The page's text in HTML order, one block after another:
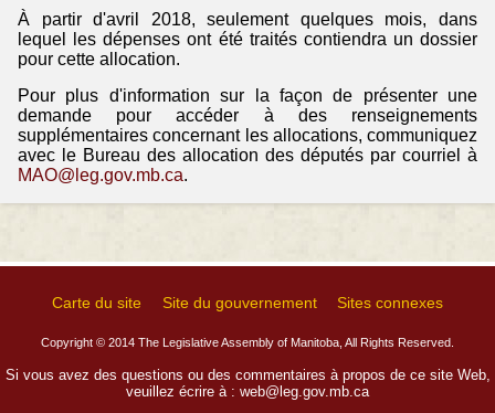
À partir d'avril 2018, seulement quelques mois, dans
lequel les dépenses ont été traités contiendra un dossier
pour cette allocation.
Pour plus d'information sur la façon de présenter une
demande pour accéder à des renseignements
supplémentaires concernant les allocations, communiquez
avec le Bureau des allocation des députés par courriel à
MAO@leg.gov.mb.ca.
Carte du site Site du gouvernement Sites connexes
Copyright © 2014 The Legislative Assembly of Manitoba, All Rights Reserved.
Si vous avez des questions ou des commentaires à propos de ce site Web,
veuillez écrire à : web@leg.gov.mb.ca